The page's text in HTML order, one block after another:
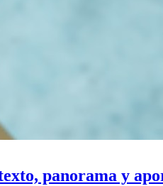
panorama y